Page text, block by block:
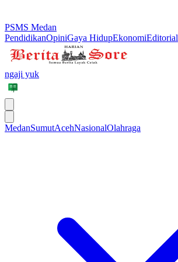
PSMS Medan
PendidikanOpiniGaya HidupEkonomiEditorial
ngaji yuk
MedanSumutAcehNasionalOlahraga